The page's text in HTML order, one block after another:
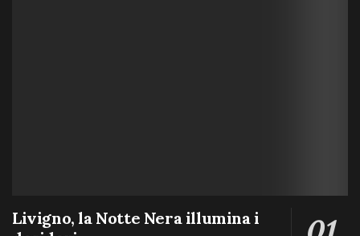
Livigno, la Notte Nera illumina i